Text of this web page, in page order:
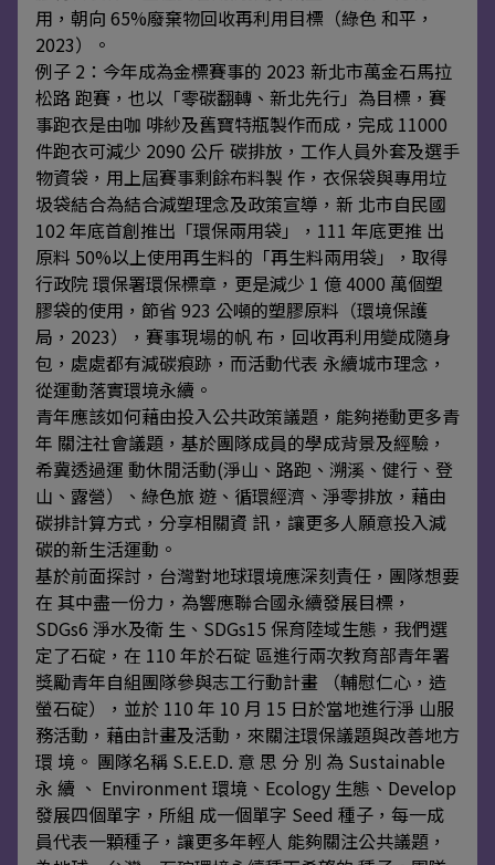
用，朝向 65%廢棄物回收再利用目標（綠色 和平，
2023）。
例子 2：今年成為金標賽事的 2023 新北市萬金石馬拉
松路 跑賽，也以「零碳翻轉、新北先行」為目標，賽
事跑衣是由咖 啡紗及舊寶特瓶製作而成，完成 11000
件跑衣可減少 2090 公斤 碳排放，工作人員外套及選手
物資袋，用上屆賽事剩餘布料製 作，衣保袋與專用垃
圾袋結合為結合減塑理念及政策宣導，新 北市自民國
102 年底首創推出「環保兩用袋」，111 年底更推 出
原料 50%以上使用再生料的「再生料兩用袋」，取得
行政院 環保署環保標章，更是減少 1 億 4000 萬個塑
膠袋的使用，節省 923 公噸的塑膠原料（環境保護
局，2023），賽事現場的帆 布，回收再利用變成隨身
包，處處都有減碳痕跡，而活動代表 永續城市理念，
從運動落實環境永續。
青年應該如何藉由投入公共政策議題，能夠捲動更多青
年 關注社會議題，基於團隊成員的學成背景及經驗，
希冀透過運 動休閒活動(淨山、路跑、溯溪、健行、登
山、露營）、綠色旅 遊、循環經濟、淨零排放，藉由
碳排計算方式，分享相關資 訊，讓更多人願意投入減
碳的新生活運動。
基於前面探討，台灣對地球環境應深刻責任，團隊想要
在 其中盡一份力，為響應聯合國永續發展目標，
SDGs6 淨水及衛 生、SDGs15 保育陸域生態，我們選
定了石碇，在 110 年於石碇 區進行兩次教育部青年署
獎勵青年自組團隊參與志工行動計畫 （輔慰仁心，造
螢石碇），並於 110 年 10 月 15 日於當地進行淨 山服
務活動，藉由計畫及活動，來關注環保議題與改善地方
環 境。 團隊名稱 S.E.E.D. 意 思 分 別 為 Sustainable
永 續 、 Environment 環境、Ecology 生態、Develop
發展四個單字，所組 成一個單字 Seed 種子，每一成
員代表一顆種子，讓更多年輕人 能夠關注公共議題，